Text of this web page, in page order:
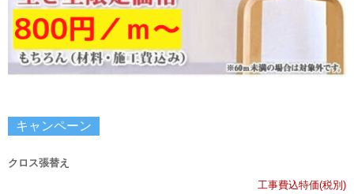
キャンペーン
クロス張替え
工事費込特価(税別)
クロス･壁紙の張替え